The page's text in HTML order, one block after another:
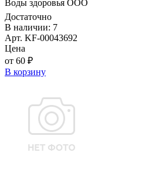
Воды здоровья ООО
Достаточно
В наличии: 7
Арт. KF-00043692
Цена
от 60 ₽
В корзину